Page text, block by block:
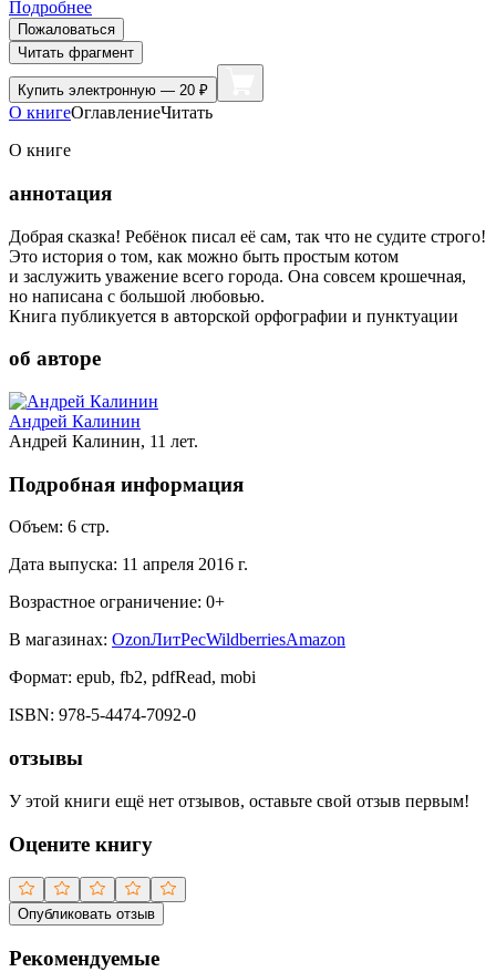
Подробнее
Пожаловаться
Читать фрагмент
Купить электронную — 20 ₽
О книгеОглавлениеЧитать
О книге
аннотация
Добрая сказка! Ребёнок писал её сам, так что не судите строго!
Это история о том, как можно быть простым котом
и заслужить уважение всего города. Она совсем крошечная,
но написана с большой любовью.
Книга публикуется в авторской орфографии и пунктуации
об авторе
Андрей Калинин
Андрей Калинин, 11 лет.
Подробная информация
Объем: 6 стр.
Дата выпуска: 11 апреля 2016 г.
Возрастное ограничение: 0+
В магазинах: OzonЛитРесWildberriesAmazon
Формат: epub, fb2, pdfRead, mobi
ISBN: 978-5-4474-7092-0
отзывы
У этой книги ещё нет отзывов, оставьте свой отзыв первым!
Оцените книгу
Опубликовать отзыв
Рекомендуемые